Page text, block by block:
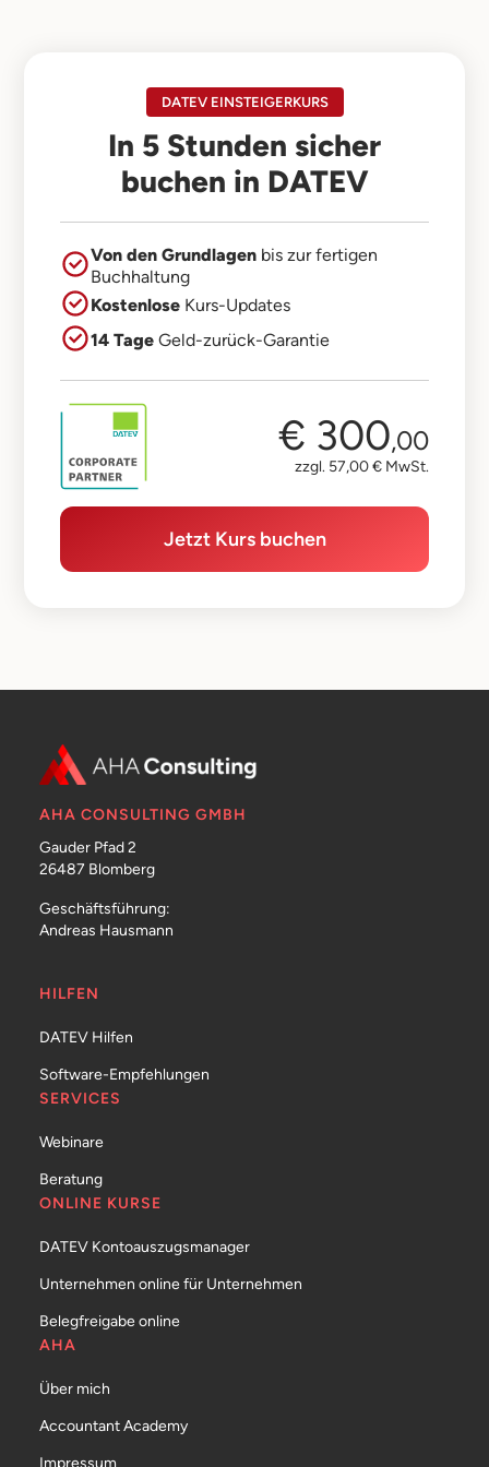
DATEV EINSTEIGERKURS
In 5 Stunden sicher
buchen in DATEV
Von den Grundlagen bis zur fertigen
Buchhaltung
KostenloseKurs-Updates
14 TageGeld-zurück-Garantie
€ 300,00
zzgl. 57,00 € MwSt.
Jetzt Kurs buchen
AHA CONSULTING GMBH
Gauder Pfad 2
26487 Blomberg
Geschäftsführung:
Andreas Hausmann
HILFEN
DATEV Hilfen
Software-Empfehlungen
SERVICES
Webinare
Beratung
ONLINE KURSE
DATEV Kontoauszugsmanager
Unternehmen online für Unternehmen
Belegfreigabe online
AHA
Über mich
Accountant Academy